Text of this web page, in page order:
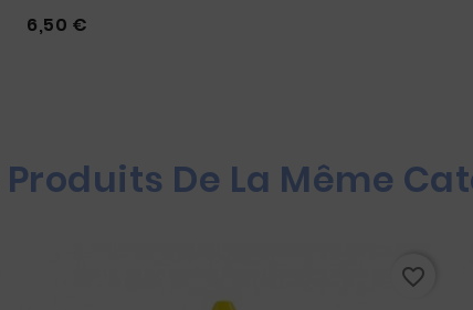
 
6,50 €
Produits De La Même
favorite_border